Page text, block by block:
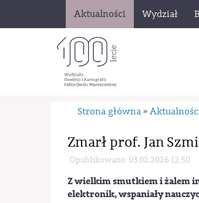
Aktualności Wydział
Strona główna »
Zmarł prof. Jan
Opublikowano: 03.02.2026 12:50
Z wielkim smutkiem i żalem
elektronik, wspaniały